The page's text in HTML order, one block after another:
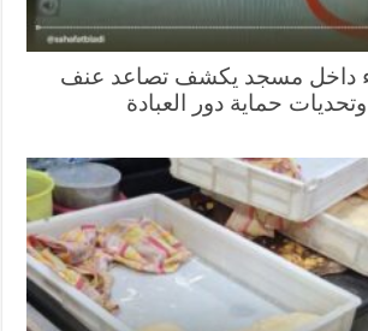
مسجد يكشف تصاعد عنف
حماية دور العبادة